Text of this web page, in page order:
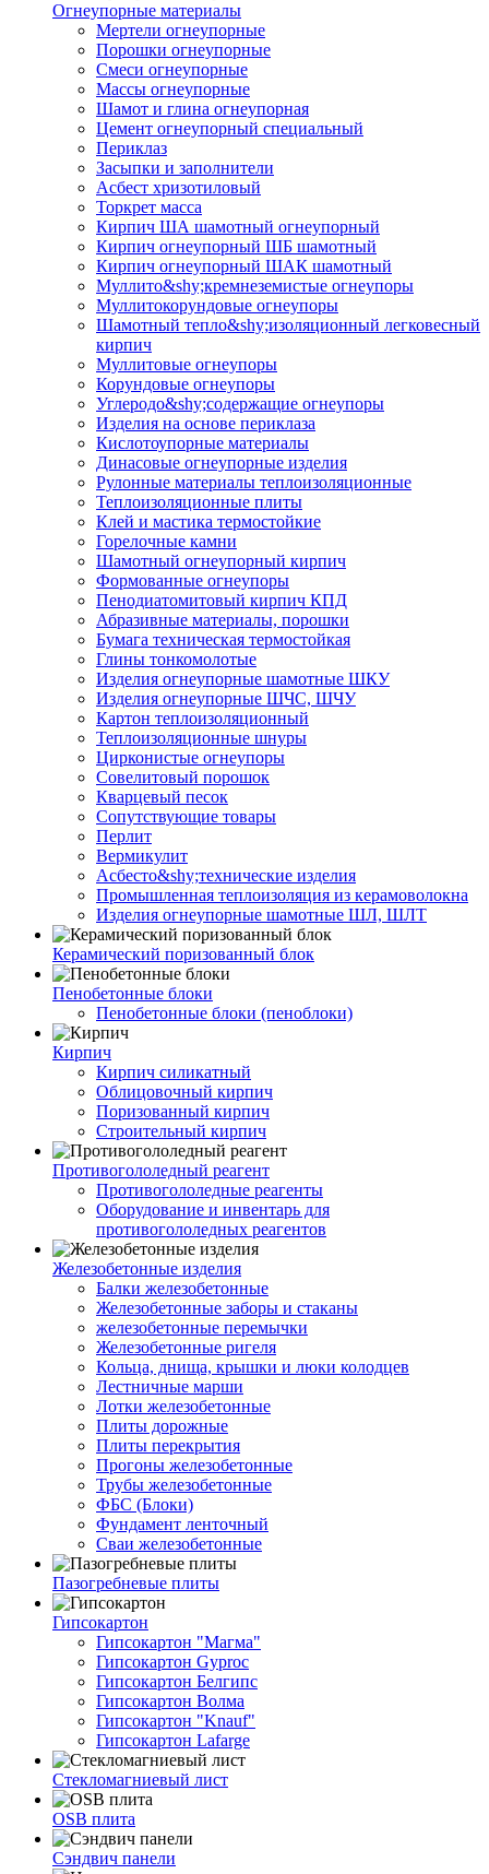
Огнеупорные материалы
Мертели огнеупорные
Порошки огнеупорные
Смеси огнеупорные
Массы огнеупорные
Шамот и глина огнеупорная
Цемент огнеупорный специальный
Периклаз
Засыпки и заполнители
Асбест хризотиловый
Торкрет масса
Кирпич ША шамотный огнеупорный
Кирпич огнеупорный ШБ шамотный
Кирпич огнеупорный ШАК шамотный
Муллито&shy;­кремнеземистые огнеупоры
Муллито­корундовые огнеупоры
Шамотный тепло&shy;изоляционный легковесный
кирпич
Муллитовые огнеупоры
Корундовые огнеупоры
Углеродо&shy;содержащие огнеупоры
Изделия на основе периклаза
Кислотоупорные материалы
Динасовые огнеупорные изделия
Рулонные материалы теплоизоляционные
Тепло­изоляционные плиты
Клей и мастика термостойкие
Горелочные камни
Шамотный огнеупорный кирпич
Формованные огнеупоры
Пенодиатомитовый кирпич КПД
Абразивные материалы, порошки
Бумага техническая термостойкая
Глины тонкомолотые
Изделия огнеупорные шамотные ШКУ
Изделия огнеупорные ШЧС, ШЧУ
Картон теплоизоляционный
Теплоизоляционные шнуры
Цирконистые огнеупоры
Совелитовый порошок
Кварцевый песок
Сопутствующие товары
Перлит
Вермикулит
Асбесто&shy;технические изделия
Промышленная теплоизоляция из керамоволокна
Изделия огнеупорные шамотные ШЛ, ШЛТ
Керамический поризованный блок
Пенобетонные блоки
Пенобетонные блоки (пеноблоки)
Кирпич
Кирпич силикатный
Облицовочный кирпич
Поризованный кирпич
Строительный кирпич
Противогололедный реагент
Противогололедные реагенты
Оборудование и инвентарь для
противогололедных реагентов
Железобетонные изделия
Балки железобетонные
Железобетонные заборы и стаканы
железобетонные перемычки
Железобетонные ригеля
Кольца, днища, крышки и люки колодцев
Лестничные марши
Лотки железобетонные
Плиты дорожные
Плиты перекрытия
Прогоны железобетонные
Трубы железобетонные
ФБС (Блоки)
Фундамент ленточный
Сваи железобетонные
Пазогребневые плиты
Гипсокартон
Гипсокартон "Магма"
Гипсокартон Gyproc
Гипсокартон Белгипс
Гипсокартон Волма
Гипсокартон "Knauf"
Гипсокартон Lafarge
Стекломагниевый лист
OSB плита
Сэндвич панели